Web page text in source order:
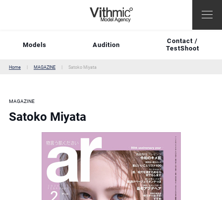
Models Audition
Contact /
TestShoot
Home MAGAZINE Satoko Miyata
MAGAZINE
Satoko Miyata